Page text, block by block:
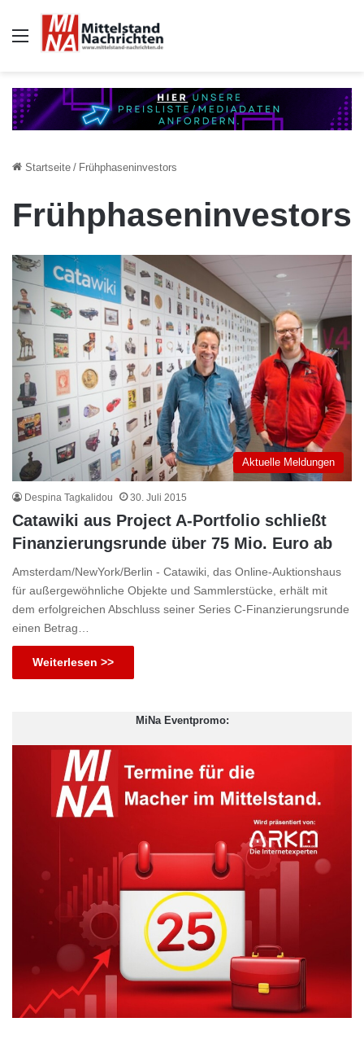
Auswahl
Startseite / Frühphaseninvestors
Frühphaseninvestors
Aktuelle Meldungen
Despina Tagkalidou 30. Juli 2015
Catawiki aus Project A-Portfolio schließt
Finanzierungsrunde über 75 Mio. Euro ab
Amsterdam/NewYork/Berlin - Catawiki, das Online-Auktionshaus
für außergewöhnliche Objekte und Sammlerstücke, erhält mit
dem erfolgreichen Abschluss seiner Series C-Finanzierungsrunde
einen Betrag…
Weiterlesen >>
MiNa Eventpromo: